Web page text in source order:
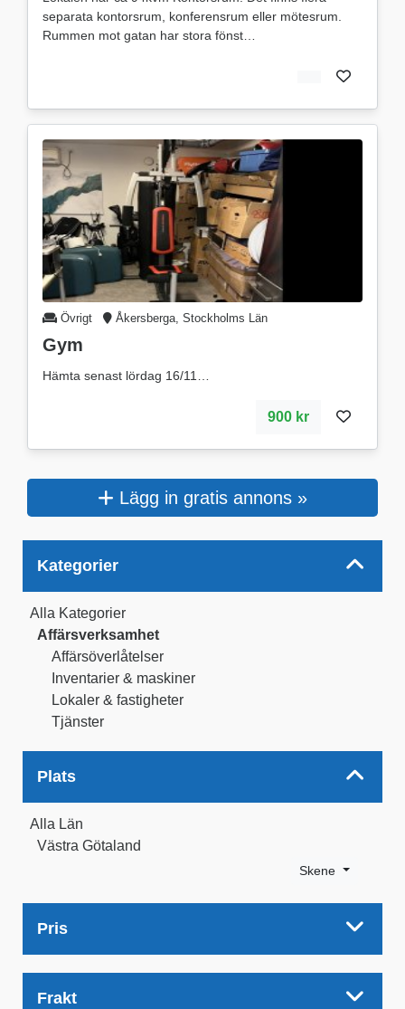
separata kontorsrum, konferensrum eller mötesrum.
Rummen mot gatan har stora fönst
Övrigt Åkersberga, Stockholms Län
Gym
Hämta senast lördag 16/11
900 kr
Lägg in gratis annons »
Kategorier
Alla Kategorier
Affärsverksamhet
Affärsöverlåtelser
Inventarier & maskiner
Lokaler & fastigheter
Tjänster
Plats
Alla Län
Västra Götaland
Skene
Pris
Frakt